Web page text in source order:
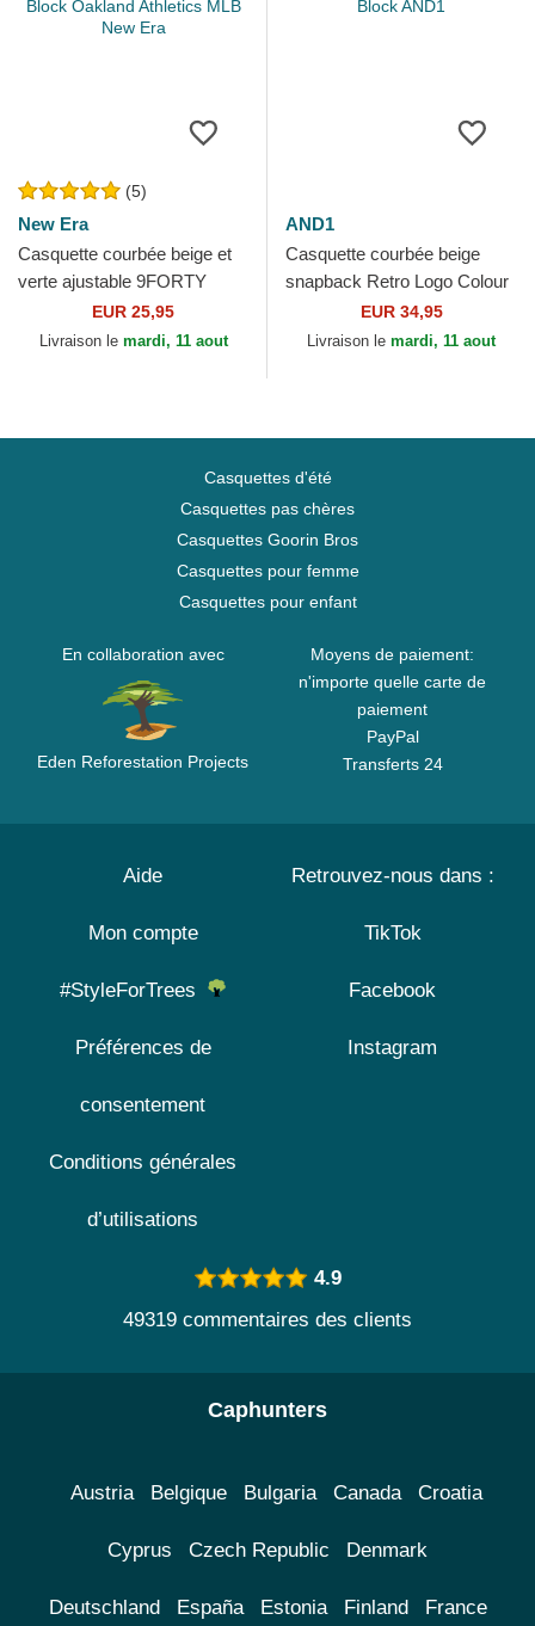
(5)
New Era
Casquette courbée beige et
verte ajustable 9FORTY
Colour Block Oakland
Athletics MLB New Era
EUR 25,95
Livraison le mardi, 11 aout
AND1
Casquette courbée beige
snapback Retro Logo Colour
Block AND1EUR 34,95
Livraison le mardi, 11 aout
Casquettes d'été
Casquettes pas chères
Casquettes Goorin Bros
Casquettes pour femme
Casquettes pour enfant
En collaboration avec
Eden Reforestation Projects
Moyens de paiement:
n'importe quelle carte de
paiement
PayPal
Transferts 24
Aide
Mon compte
#StyleForTrees
Préférences de
consentement
Conditions générales
d’utilisations
Retrouvez-nous dans :
TikTok
Facebook
Instagram
4.9
49319 commentaires des clients
Caphunters
Austria Belgique Bulgaria Canada Croatia
Cyprus Czech Republic Denmark
Deutschland España Estonia Finland France